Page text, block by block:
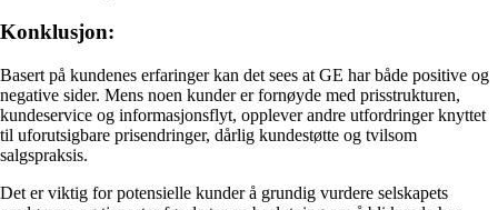
Konklusjon:
Basert på kundenes erfaringer kan det sees at GE har både positive og
negative sider. Mens noen kunder er fornøyde med prisstrukturen,
kundeservice og informasjonsflyt, opplever andre utfordringer knyttet
til uforutsigbare prisendringer, dårlig kundestøtte og tvilsom
salgspraksis.
Det er viktig for potensielle kunder å grundig vurdere selskapets